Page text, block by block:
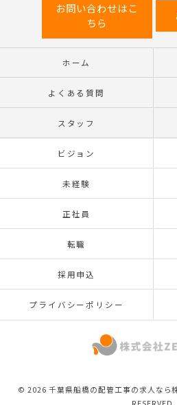
お問い合わせはこ
ちら
ホーム
よくある質問
スタッフ
ビジョン
未経験
正社員
転職
採用申込
プライバシーポリシー
© 2026 千葉県船橋の配管工事の求人なら